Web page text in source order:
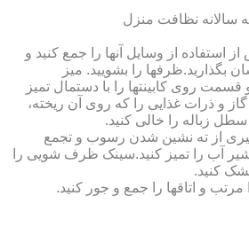
سالانه نظافت منزل
استفاده از وسایل آنها را جمع کنید و
بگذارید.ظرف‏ها را بشویید. میز
قسمت روی کابینت‏ها را با دستمال تمیز
گاز و ذرات غذایی را که روی آن ریخته،
سطل زباله را خالی کنید.
از ته نشین شدن رسوب و تجمع
آب را تمیز کنید.سینک ظرف شویی را
کنید.
مرتب و اتاق‏ها را جمع و جور کنید.